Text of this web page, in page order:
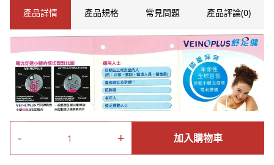
- + 加入購物車
產品詳情 產品規格 常見問題 產品評論(0)